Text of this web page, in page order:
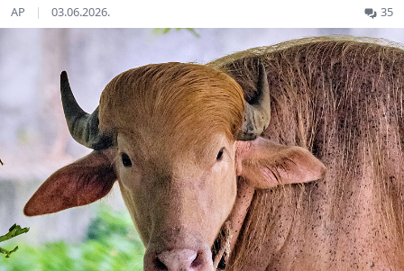
AP | 03.06.2026. 35